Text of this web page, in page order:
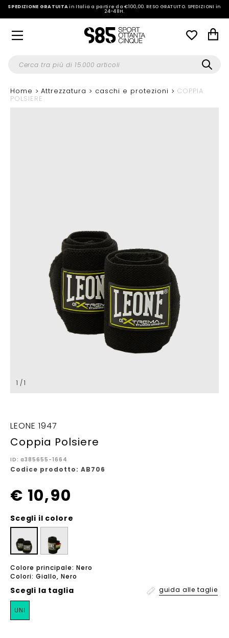
SPEDIZIONE GRATUITAin Italia a partire da €100,00.RESO GRATUITO. SPEDIZIONI in
24-48H.
Home Attrezzatura caschi e protezioni COPPIA
POLSIERE
1 / 1
LEONE 1947
Coppia Polsiere
ID: a385655-1664
Codice prodotto: AB706
€ 10,90
Scegli il colore
Colore principale: Nero
Colori: Giallo, Nero
Scegli la taglia guida alle taglie
UNI